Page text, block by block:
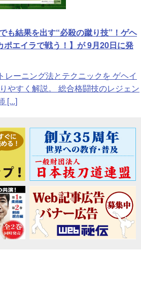
も結果を出す“必殺の蹴り技”！ゲヘ
ポエイラで戦う！】が 9月20日に発
レーニング法とテクニックを ゲヘイ
やすく解説。 総合格闘技のレジェン
[...]